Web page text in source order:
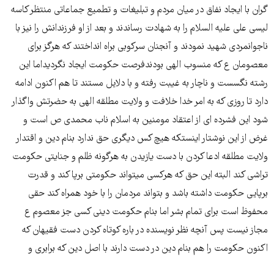
گران با ایجاد نفاق در میان مردم و تبلیغات و تطمیع جماعاتی منتظر کاسه
لیسی علی علیه السلام را به شهادت رساندند و بعد از او فرزندانش را نیز با
ناجوانمردی شهید نمودند و آنجنان سرکوبی براه انداختند که هرگز برای
معصومان ع که منسوب الهی بودندفرصت حکومت ایجاد نگردیداما این
رشته نگسست و ناچار به غیبت رفته و با دلایل مستند تا هم اکنون ادامه
دارد تا روزی که به امر خدا خلافت و ولایت مطلقه الهی به حضرتش واگذار
شود این فشرده ای از اعتقاد مومنین به اسلام ناب محمدی ص است و
غرض از این نوشتار اینستکه هیچ کس دیگری حق ندارد بنام دین و اقتدار
ولایت مطلقه ادعا کردن با دست یازیدن به هرگونه ظلم و جنایتی حکومت
تراشی کند البته این حق که هرکسی میتواند حکومتی برپا کند و قدرت
برپایی حکومت داشته باشد و بتواند مردمان را با خود همراه کند حقی
محفوظ است برای تمام بشر اما بنام حکومت دینی کسی جز معصوم ع
مجاز نیست پس آنچه نظر نویسنده در باره کوتاه کردن دست فقیهان که
اکنون حکومت را هم بنام دین در دست دارند با اصل دین که برابری و